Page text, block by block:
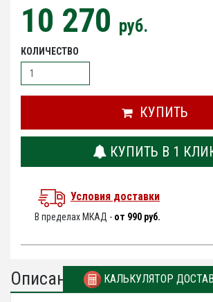
10 270 руб.
КОЛИЧЕСТВО
КУПИТЬ
КУПИТЬ В 1
Условия доставки
В пределах МКАД - от 990 руб.
Описание КАЛЬКУЛЯТОР